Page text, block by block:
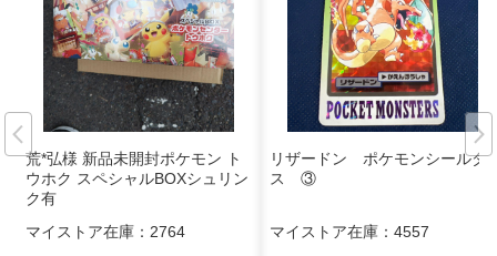
荒*弘様 新品未開封ポケモン ト
ウホク スペシャルBOXシュリン
ク有
マイストア在庫： 2764
リザードン ポケモンシールダ
ス ③
マイストア在庫： 4557